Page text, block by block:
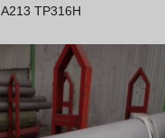
A213 TP316H